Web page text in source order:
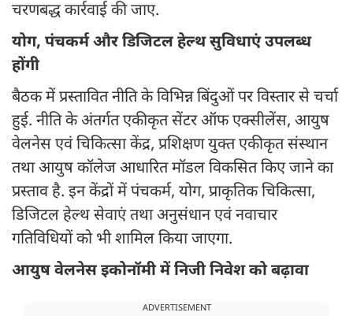
चरणबद्ध कार्रवाई की जाए.
योग, पंचकर्म और डिजिटल हेल्थ सुविधाएं उपलब्ध
होंगी
बैठक में प्रस्तावित नीति के विभिन्न बिंदुओं पर विस्तार से चर्चा
हुई. नीति के अंतर्गत एकीकृत सेंटर ऑफ एक्सीलेंस, आयुष
वेलनेस एवं चिकित्सा केंद्र, प्रशिक्षण युक्त एकीकृत संस्थान
तथा आयुष कॉलेज आधारित मॉडल विकसित किए जाने का
प्रस्ताव है. इन केंद्रों में पंचकर्म, योग, प्राकृतिक चिकित्सा,
डिजिटल हेल्थ सेवाएं तथा अनुसंधान एवं नवाचार
गतिविधियों को भी शामिल किया जाएगा.
आयुष वेलनेस इकोनॉमी में निजी निवेश को बढ़ावा
ADVERTISEMENT